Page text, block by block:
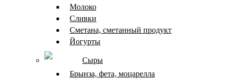
Молоко
Сливки
Сметана, сметанный продукт
Йогурты
Сыры
Брынза, фета, моцарелла